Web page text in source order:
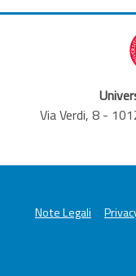
Via Verdi, 8 -
Note Legali